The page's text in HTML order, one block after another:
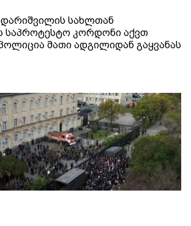
სახლთან
საპროტესტო კორდონი აქვთ
მათი ადგილიდან გაყვანას